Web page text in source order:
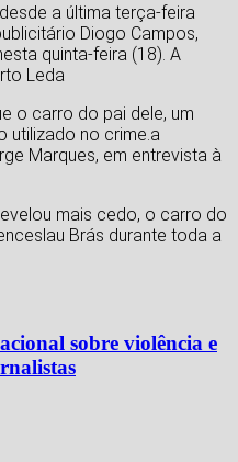
a última terça-feira
Diogo Campos,
quinta-feira (18). A
Leda
o carro do pai dele, um
utilizado no crime.a
Marques, em entrevista à
mais cedo, o carro do
Brás durante toda a
sobre violência e